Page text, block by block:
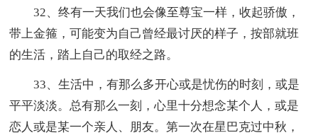
32、终有一天我们也会像至尊宝一样，收起骄傲，
带上金箍，可能变为自己曾经最讨厌的样子，按部就班
的生活，踏上自己的取经之路。
33、生活中，有那么多开心或是忧伤的时刻，或是
平平淡淡。总有那么一刻，心里十分想念某个人，或是
恋人或是某一个亲人、朋友。第一次在星巴克过中秋，